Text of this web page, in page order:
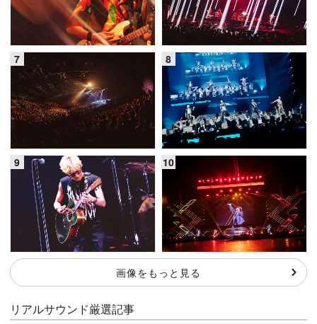
画像をもっと見る
リアルサウンド厳選記事